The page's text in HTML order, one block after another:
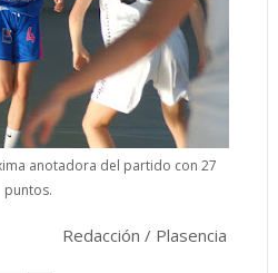
anotadora del partido con 27
puntos.
Redacción / Plasencia